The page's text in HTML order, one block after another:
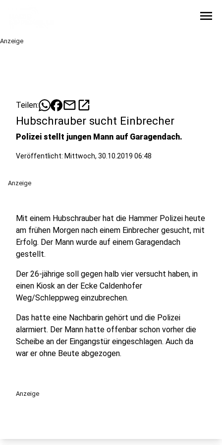
menu
Anzeige
Teilen: mailopen_in_new
Hubschrauber sucht Einbrecher
Polizei stellt jungen Mann auf Garagendach.
Veröffentlicht: Mittwoch, 30.10.2019 06:48
Anzeige
Mit einem Hubschrauber hat die Hammer Polizei heute
am frühen Morgen nach einem Einbrecher gesucht, mit
Erfolg. Der Mann wurde auf einem Garagendach
gestellt.
Der 26-jährige soll gegen halb vier versucht haben, in
einen Kiosk an der Ecke Caldenhofer
Weg/Schleppweg einzubrechen.
Das hatte eine Nachbarin gehört und die Polizei
alarmiert. Der Mann hatte offenbar schon vorher die
Scheibe an der Eingangstür eingeschlagen. Auch da
war er ohne Beute abgezogen.
Anzeige